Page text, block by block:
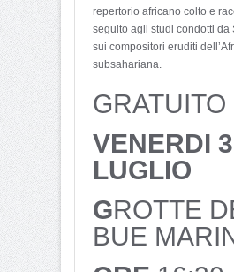
repertorio africano colto e
seguito agli studi condotti da
sui compositori eruditi
subsahariana.
GRATUITO
VENERDI
LUGLIO
GROTTE
BUE